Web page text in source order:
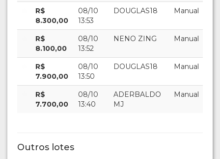
R$
8.300,00
08/10
13:53
DOUGLAS18 Manual
R$
8.100,00
08/10
13:52
NENO ZING Manual
R$
7.900,00
08/10
13:50
DOUGLAS18 Manual
R$
7.700,00
08/10
13:40
ADERBALDO
MJ
Manual
Outros lotes